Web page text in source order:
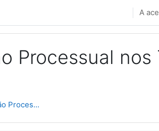
A
Processual nos
Proces...